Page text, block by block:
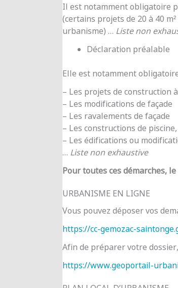
Il est notamment obligatoire
(certains projets de 20 à 40
urbanisme) … Liste non
Déclaration préalable
Elle est notamment
– Les projets de construction
– Les modifications de façade
– Les ravalements de façade
– Les constructions de
– Les édifications ou
… Liste non exhaustive
Pour toutes ces démarches,
URBANISME EN LIGNE
Vous pouvez déposer vos
https://cc-gemozac-
Afin de préparer votre
https://www.geoportail-